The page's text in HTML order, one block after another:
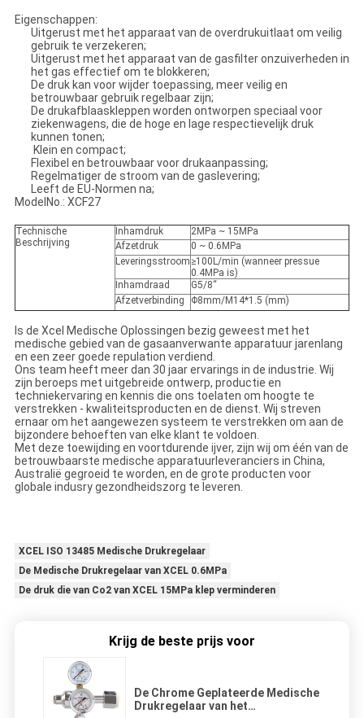
Eigenschappen:
Uitgerust met het apparaat van de overdrukuitlaat om veilig
gebruik te verzekeren;
Uitgerust met het apparaat van de gasfilter onzuiverheden in
het gas effectief om te blokkeren;
De druk kan voor wijder toepassing, meer veilig en
betrouwbaar gebruik regelbaar zijn;
De drukafblaaskleppen worden ontworpen speciaal voor
ziekenwagens, die de hoge en lage respectievelijk druk
kunnen tonen;
Klein en compact;
Flexibel en betrouwbaar voor drukaanpassing;
Regelmatiger de stroom van de gaslevering;
Leeft de EU-Normen na;
ModelNo.: XCF27
Technische
Beschrijving
Inhamdruk
2MPa ~ 15MPa
Afzetdruk
0 ~ 0.6MPa
Leveringsstroom ≥100L/min (wanneer pressue
0.4MPa is)
Inhamdraad
G5/8“
Afzetverbinding
Φ8mm/M14*1.5 (mm)
Is de Xcel Medische Oplossingen bezig geweest met het
medische gebied van de gasaanverwante apparatuur jarenlang
en een zeer goede repulation verdiend.
Ons team heeft meer dan 30 jaar ervarings in de industrie. Wij
zijn beroeps met uitgebreide ontwerp, productie en
techniekervaring en kennis die ons toelaten om hoogte te
verstrekken - kwaliteitsproducten en de dienst. Wij streven
ernaar om het aangewezen systeem te verstrekken om aan de
bijzondere behoeften van elke klant te voldoen.
Met deze toewijding en voortdurende ijver, zijn wij om één van de
betrouwbaarste medische apparatuurleveranciers in China,
Australië gegroeid te worden, en de grote producten voor
globale indusry gezondheidszorg te leveren.
XCEL ISO 13485 Medische Drukregelaar
De Medische Drukregelaar van XCEL 0.6MPa
De druk die van Co2 van XCEL 15MPa klep verminderen
Krijg de beste prijs voor
De Chrome Geplateerde Medische
Drukregelaar van het